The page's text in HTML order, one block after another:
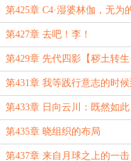
第425章 C4·湿婆林伽，无为
第427章 去吧！李！
第429章 先代四影【秽土转生
化】
第431章 我等践行意志的时候
第433章 日向云川：既然如此
能硬抢了
第435章 晓组织的布局
第437章 来自月球之上的一击